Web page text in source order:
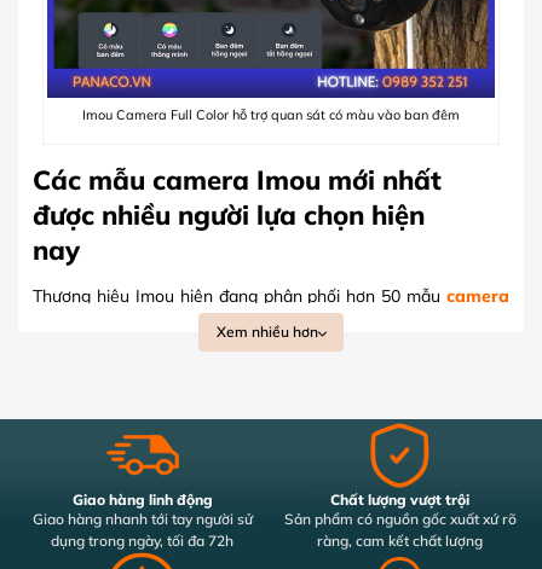
Imou Camera Full Color hỗ trợ quan sát có màu vào ban đêm
Các mẫu camera Imou mới nhất
được nhiều người lựa chọn hiện
nay
Thương hiệu Imou hiện đang phân phối hơn 50 mẫu camera
, đáp ứng đa dạng nhu cầu giám sát từ trong nhà đến
ngoài trời, từ cơ bản đến nâng cao. Trước vô vàn sự lựa chọn
Camera wifi Imou xoay 360 IPC-K2MP-
3H0WE
Camera Imou IPC-K2MP-3H0WE là một trong những dòng
camera Wifitích hợp khả năng xoay 360 độ hiện đại đang
được người dùng ưa chuộng nhất hiện nay với những tính
Xem nhiều hơn
Giao hàng linh động
Giao hàng nhanh tới tay người sử
dụng trong ngày, tối đa 72h
Chất lượng vượt trội
Sản phẩm có nguồn gốc xuất xứ rõ
ràng, cam kết chất lượng